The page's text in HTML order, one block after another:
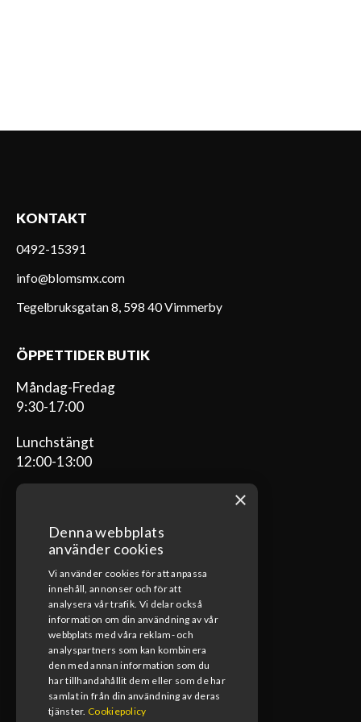
KONTAKT
0492-15391
info@blomsmx.com
Tegelbruksgatan 8, 598 40 Vimmerby
ÖPPETTIDER BUTIK
Måndag-Fredag
9:30-17:00
Lunchstängt
12:00-13:00
ÖPPETTIDER VERKSTAD
Måndag-Fredag
08:00-17:00
Lunchstängt
12:00-13:00
×
Denna webbplats
använder cookies
Vi använder cookies för att anpassa
innehåll, annonser och för att
analysera vår trafik. Vi delar också
information om din användning av vår
webbplats med våra reklam- och
analyspartners som kan kombinera
den med annan information som du
har tillhandahållit dem eller som de har
samlat in från din användning av deras
tjänster. Cookiepolicy